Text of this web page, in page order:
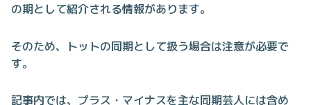
の期として紹介される情報があります。
そのため、トットの同期として扱う場合は注意が必要で
す。
記事内では、プラス・マイナスを主な同期芸人には含め